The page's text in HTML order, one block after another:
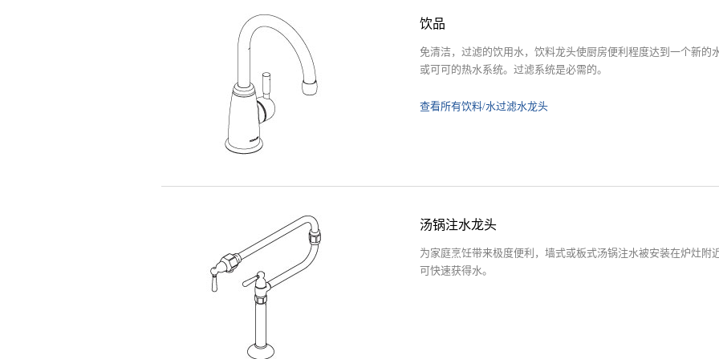
饮品
免清洁，过滤的饮用水，饮料龙头使厨房便利程度达到一个新的
或可可的热水系统。过滤系统是必需的。
查看所有饮料/水过滤水龙头
汤锅注水龙头
为家庭烹饪带来极度便利，墙式或板式汤锅注水被安装在炉灶附
可快速获得水。